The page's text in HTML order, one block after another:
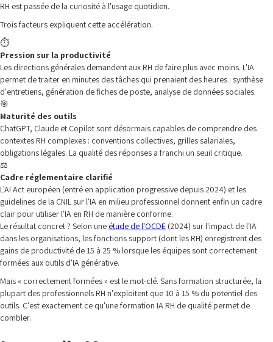
RH est passée de la curiosité à l'usage quotidien.
Trois facteurs expliquent cette accélération.
⏱️
Pression sur la productivité
Les directions générales demandent aux RH de faire plus avec moins. L'IA
permet de traiter en minutes des tâches qui prenaient des heures : synthèse
d'entretiens, génération de fiches de poste, analyse de données sociales.
🎯
Maturité des outils
ChatGPT, Claude et Copilot sont désormais capables de comprendre des
contextes RH complexes : conventions collectives, grilles salariales,
obligations légales. La qualité des réponses a franchi un seuil critique.
⚖️
Cadre réglementaire clarifié
L'AI Act européen (entré en application progressive depuis 2024) et les
guidelines de la CNIL sur l'IA en milieu professionnel donnent enfin un cadre
clair pour utiliser l'IA en RH de manière conforme.
Le résultat concret ? Selon une étude de l'OCDE (2024) sur l'impact de l'IA
dans les organisations, les fonctions support (dont les RH) enregistrent des
gains de productivité de 15 à 25 % lorsque les équipes sont correctement
formées aux outils d'IA générative.
Mais « correctement formées » est le mot-clé. Sans formation structurée, la
plupart des professionnels RH n'exploitent que 10 à 15 % du potentiel des
outils. C'est exactement ce qu'une formation IA RH de qualité permet de
combler.